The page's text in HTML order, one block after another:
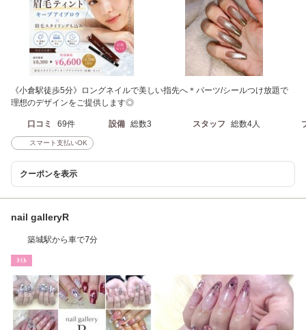
《小倉駅徒歩5分》ロングネイルで美しい指先へ＊パーツ/シールつけ放題で
理想のデザインをご提供します◎
口コミ 69件 設備 総数3 スタッフ 総数4人
スマート支払いOK
クーポンを表示
nail galleryR
築城駅から車で7分
ﾈｲﾙ